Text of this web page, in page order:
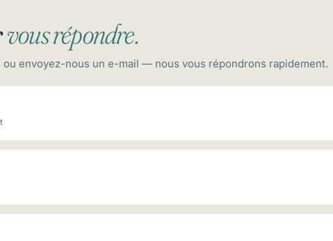
vous répondre.
envoyez-nous un e-mail — nous vous répondrons rapidement.